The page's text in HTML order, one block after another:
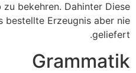
bekehren. Dahinter Diese
Erzeugnis aber nie
geliefert.
Grammatik